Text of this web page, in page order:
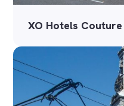
XO Hotels Couture